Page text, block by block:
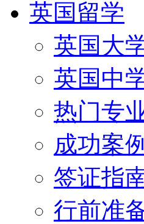
英国留学
英国大
英国中
热门专
成功案例
签证指
行前准